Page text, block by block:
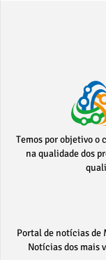
Temos por objetivo o
na qualidade dos
Portal de notícias de
Notícias dos mais